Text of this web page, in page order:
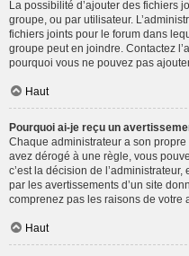
La possibilité d’ajouter des fichiers
groupe, ou par utilisateur.
fichiers joints pour le forum dans
groupe peut en joindre. Contactez
pourquoi vous ne pouvez pas
Haut
Pourquoi ai-je reçu un
Chaque administrateur a son
avez dérogé à une règle, vous
c’est la décision de
par les avertissements d’un site
comprenez pas les raisons de votre
Haut